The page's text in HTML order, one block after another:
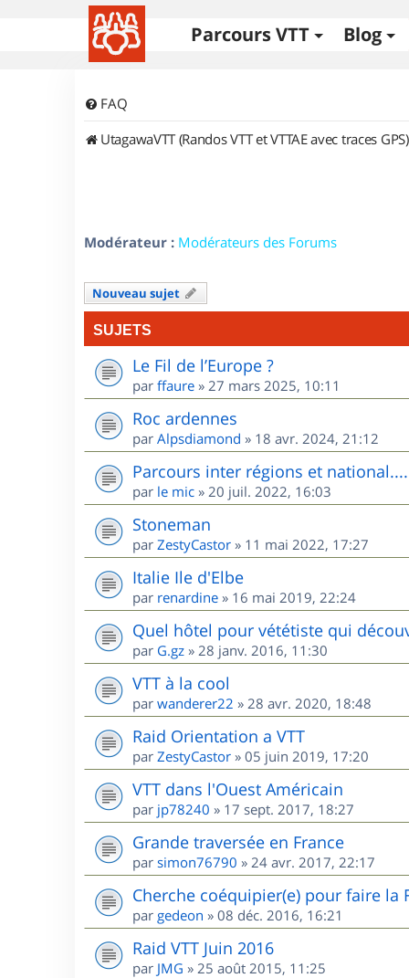
Parcours VTT Blog
FAQ
UtagawaVTT (Randos VTT et VTTAE avec traces GPS)
Modérateur : Modérateurs des Forums
Nouveau sujet
SUJETS
Le Fil de l’Europe ?
par ffaure » 27 mars 2025, 10:11
Roc ardennes
par Alpsdiamond » 18 avr. 2024, 21:12
Parcours inter régions et national....
par le mic » 20 juil. 2022, 16:03
Stoneman
par ZestyCastor » 11 mai 2022, 17:27
Italie Ile d'Elbe
par renardine » 16 mai 2019, 22:24
Quel hôtel pour vététiste qui
par G.gz » 28 janv. 2016, 11:30
VTT à la cool
par wanderer22 » 28 avr. 2020, 18:48
Raid Orientation a VTT
par ZestyCastor » 05 juin 2019, 17:20
VTT dans l'Ouest Américain
par jp78240 » 17 sept. 2017, 18:27
Grande traversée en France
par simon76790 » 24 avr. 2017, 22:17
Cherche coéquipier(e) pour faire la
par gedeon » 08 déc. 2016, 16:21
Raid VTT Juin 2016
par JMG » 25 août 2015, 11:25